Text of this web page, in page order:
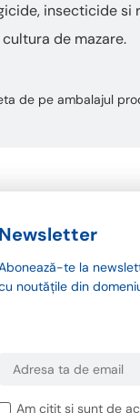
insecticide si
de mazare.
de pe ambalajul
Newsletter
te la
noutățile din
Am citit și sunt de